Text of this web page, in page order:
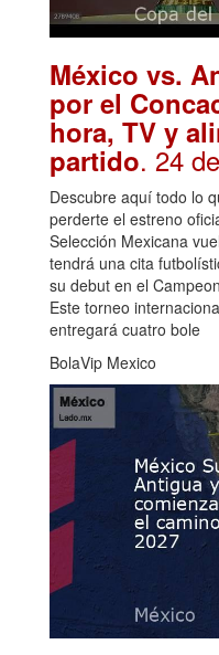
México vs.
por el
hora, TV y
partido. 24
Descubre aquí todo lo
perderte el estreno
Selección Mexicana
tendrá una cita
su debut en el
Este torneo
entregará cuatro bole
BolaVip Mexico